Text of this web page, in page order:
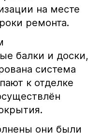
на месте
ремонта.
балки и доски,
система
к отделке
они были